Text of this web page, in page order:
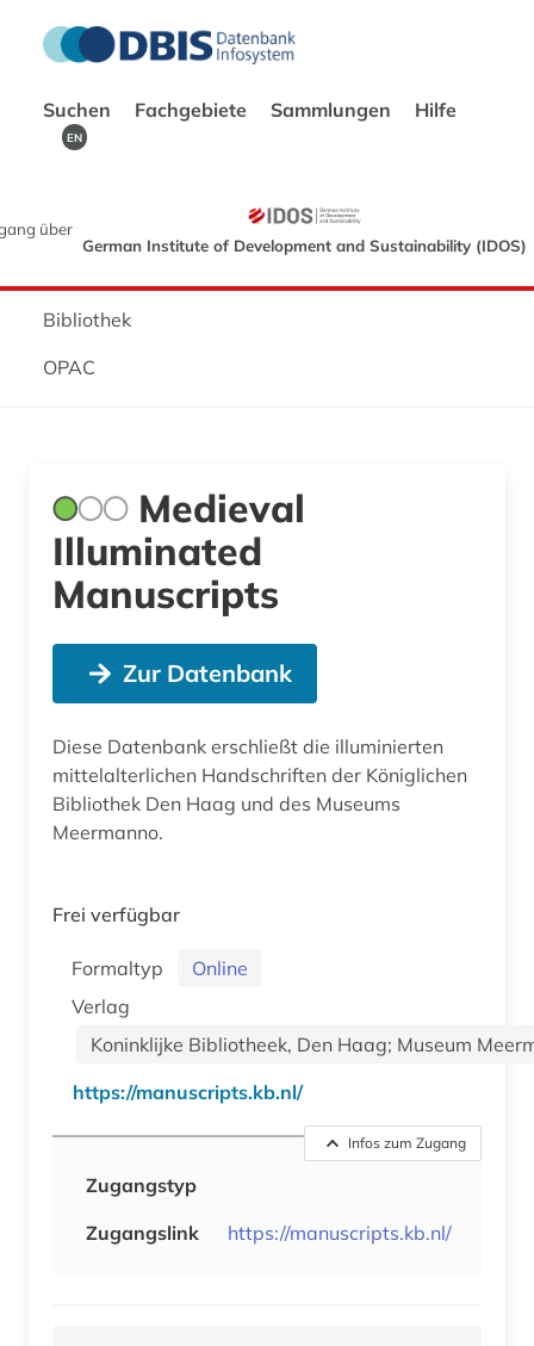
Suchen Fachgebiete Sammlungen Hilfe
EN
über
German Institute of Development and Sustainability (IDOS)
Bibliothek
OPAC
Medieval
Illuminated
Manuscripts
Zur Datenbank
Diese Datenbank erschließt die illuminierten
mittelalterlichen Handschriften der Königlichen
Bibliothek Den Haag und des Museums
Meermanno.
Frei verfügbar
Formaltyp
Online
Verlag
Koninklijke Bibliotheek, Den Haag; Museum
https://manuscripts.kb.nl/
Infos zum Zugang
Zugangstyp
Zugangslink
https://manuscripts.kb.nl/